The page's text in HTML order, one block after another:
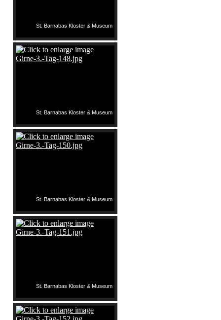
St. Barnabas Kloster & Museum
St. Barnabas Kloster & Museum
St. Barnabas Kloster & Museum
St. Barnabas Kloster & Museum